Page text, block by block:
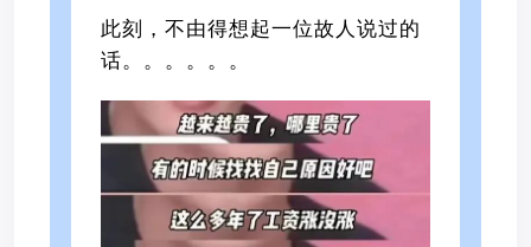
此刻，不由得想起一位故人说过的
话。。。。。。